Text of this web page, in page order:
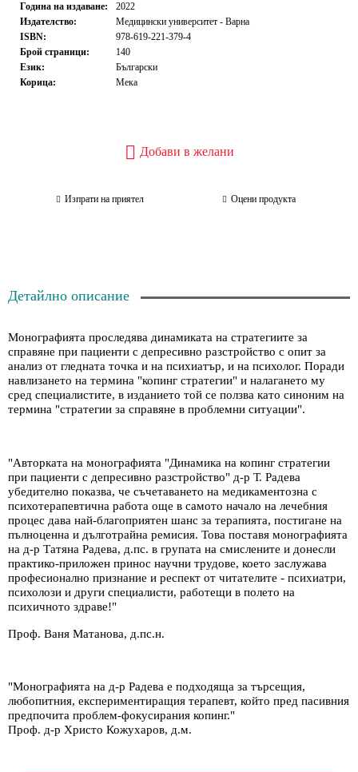
Година на издаване:
2022
Издателство:
Медицински университет - Варна
ISBN:
978-619-221-379-4
Брой страници:
140
Език:
Български
Корица:
Мека
Добави в желани
Изпрати на приятел Оцени продукта
Детайлно описание
Монографията проследява динамиката на стратегиите за
справяне при пациенти с депресивно разстройство с опит за
анализ от гледната точка и на психиатър, и на психолог. Поради
навлизането на термина "копинг стратегии" и налагането му
сред специалистите, в изданието той се ползва като синоним на
термина "стратегии за справяне в проблемни ситуации".
"Авторката на монографията "Динамика на копинг стратегии
при пациенти с депресивно разстройство" д-р Т. Радева
убедително показва, че съчетаването на медикаментозна с
психотерапевтична работа още в самото начало на лечебния
процес дава най-благоприятен шанс за терапията, постигане на
пълноценна и дълготрайна ремисия. Това поставя монографията
на д-р Татяна Радева, д.пс. в групата на смислените и донесли
практико-приложен принос научни трудове, което заслужава
професионално признание и респект от читателите - психиатри,
психолози и други специалисти, работещи в полето на
психичното здраве!"
Проф. Ваня Матанова, д.пс.н.
"Монографията на д-р Радева е подходяща за търсещия,
любопитния, експериментиращия терапевт, който пред пасивния
предпочита проблем-фокусирания копинг."
Проф. д-р Христо Кожухаров, д.м.